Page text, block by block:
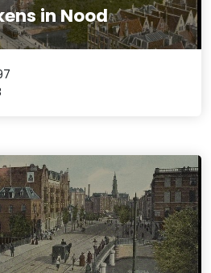
in Nood